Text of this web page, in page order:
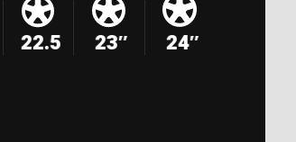
22.5 23″ 24″